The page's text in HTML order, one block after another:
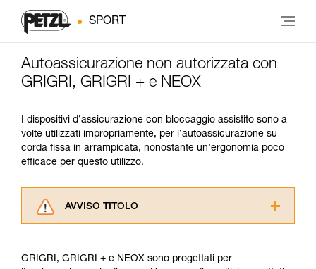
SPORT
Autoassicurazione non autorizzata con
GRIGRI, GRIGRI + e NEOX
I dispositivi d’assicurazione con bloccaggio assistito sono a
volte utilizzati impropriamente, per l’autoassicurazione su
corda fissa in arrampicata, nonostante un’ergonomia poco
efficace per questo utilizzo.
AVVISO TITOLO
consultarlo. Dovete aver compreso le
GRIGRI, GRIGRI + e NEOX sono progettati per